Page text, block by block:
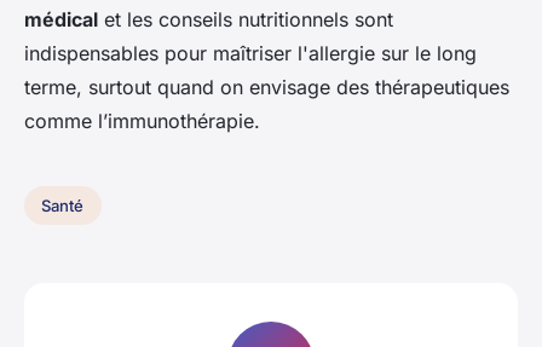
médical et les conseils nutritionnels sont
indispensables pour maîtriser l'allergie sur le long
terme, surtout quand on envisage des thérapeutiques
comme l’immunothérapie.
Santé